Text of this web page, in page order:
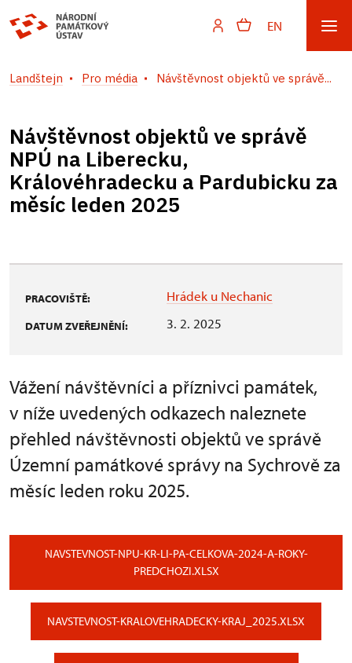
EN
Landštejn Pro média Návštěvnost objektů ve správě...
Návštěvnost objektů ve správě
NPÚ na Liberecku,
Královéhradecku a Pardubicku za
měsíc leden 2025
PRACOVIŠTĚ: Hrádek u Nechanic
DATUM ZVEŘEJNĚNÍ: 3. 2. 2025
Vážení návštěvníci a příznivci památek,
v níže uvedených odkazech naleznete
přehled návštěvnosti objektů ve správě
Územní památkové správy na Sychrově za
měsíc leden roku 2025.
NAVSTEVNOST-NPU-KR-LI-PA-CELKOVA-2024-A-ROKY-
PREDCHOZI.XLSX
NAVSTEVNOST-KRALOVEHRADECKY-KRAJ_2025.XLSX